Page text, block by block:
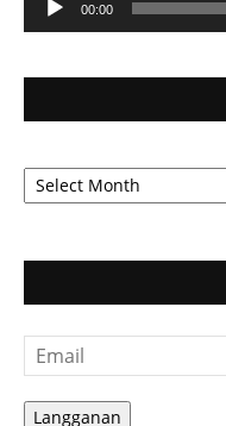
00:00
Arsip
Berita
Email
Langganan